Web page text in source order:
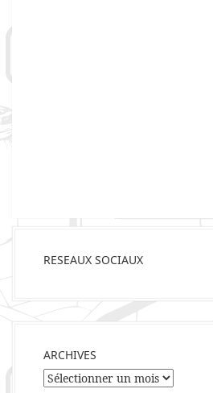
RESEAUX SOCIAUX
ARCHIVES
Archives